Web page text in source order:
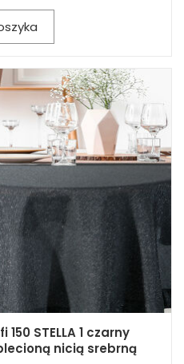
STELLA 1 czarny
nicią srebrną